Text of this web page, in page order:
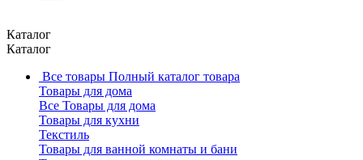
Каталог
Каталог
Все товары Полный каталог товара
Товары для дома
Все Товары для дома
Товары для кухни
Текстиль
Товары для ванной комнаты и бани